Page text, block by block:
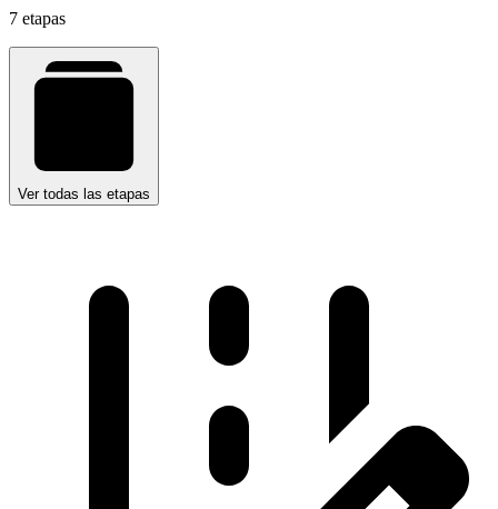
7 etapas
Ver todas las etapas